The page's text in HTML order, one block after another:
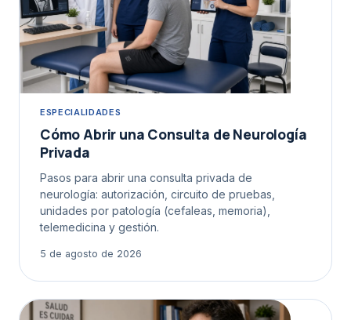
ESPECIALIDADES
Cómo Abrir una Consulta de Neurología
Privada
Pasos para abrir una consulta privada de
neurología: autorización, circuito de pruebas,
unidades por patología (cefaleas, memoria),
telemedicina y gestión.
5 de agosto de 2026